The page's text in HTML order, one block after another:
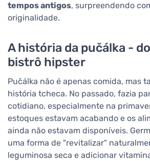
tempos antigos, surpreendendo
originalidade.
A história da pučálka -
bistrô hipster
Pučálka não é apenas comida, mas
história tcheca. No passado, fazia
cotidiano, especialmente na
estoques estavam acabando e os
ainda não estavam disponíveis.
uma forma de "revitalizar"
leguminosa seca e adicionar